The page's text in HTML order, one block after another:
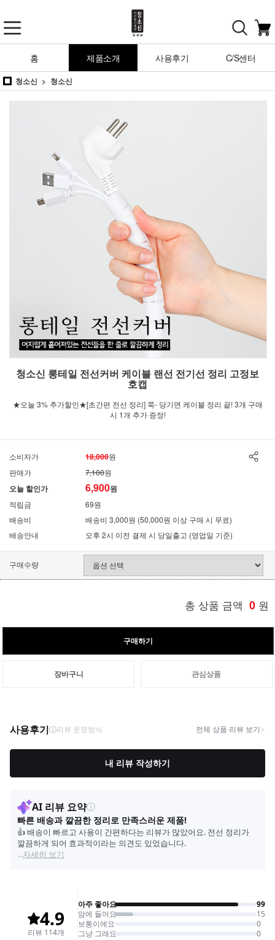
홈 제품소개 사용후기 C/S센터
청소신 청소신
청소신 롱테일 전선커버 케이블 랜선 전기선 정리 고정보
호캡
★오늘 3% 추가할인★[초간편 전선 정리] 쭉- 당기면 케이블 정리 끝! 3개 구매
시 1개 추가 증정!
소비자가 18,000원
판매가
7,100원
오늘 할인가 6,900원
적립금
69원
배송비
배송비 3,000원 (50,000원 이상 구매 시 무료)
배송안내
오후 2시 이전 결제 시 당일출고 (영업일 기준)
구매수량
총 상품 금액 0 원
구매하기
장바구니 관심상품